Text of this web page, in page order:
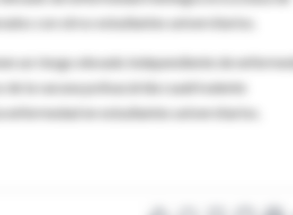
con otros estudiantes universitarios.
un riesgo elevado independiente de
la vacuna polisacárida cuadrivalente
en estudiantes universitarios.